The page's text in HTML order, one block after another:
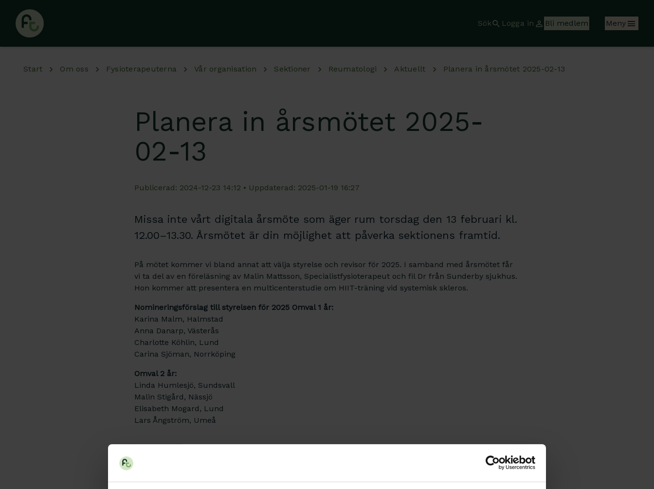
Sök
Logga in Bli medlem Meny
Start Om oss Fysioterapeuterna Vår organisation Sektioner Reumatologi Aktuellt Planera in årsmötet 2025-02-13
Planera in årsmötet 2025-
02-13
Publicerad: 2024-12-23 14:12 • Uppdaterad: 2025-01-19 16:27
Missa inte vårt digitala årsmöte som äger rum torsdag den 13 februari kl.
12.00–13.30. Årsmötet är din möjlighet att påverka sektionens framtid.
På mötet kommer vi bland annat att välja styrelse och revisor för 2025. I samband med årsmötet får
vi ta del av en föreläsning av Malin Mattsson, Specialistfysioterapeut och fil Dr från Sunderby sjukhus.
Hon kommer att presentera en multicenterstudie om HIIT-träning vid systemisk skleros.
Nomineringsförslag till styrelsen för 2025 Omval 1 år:
Karina Malm, Halmstad
Anna Danarp, Västerås
Charlotte Köhlin, Lund
Carina Sjöman, Norrköping
Omval 2 år:
Linda Humlesjö, Sundsvall
Malin Stigård, Nässjö
Elisabeth Mogard, Lund
Lars Ångström, Umeå
Om du har andra förslag till nomineringar är du välkommen att skicka dem